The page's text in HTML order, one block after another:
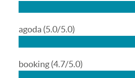
agoda (5.0/5.0)
booking(4.7/5.0)